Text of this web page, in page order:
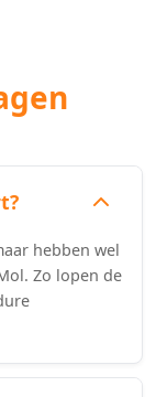
hebben wel
Zo lopen de